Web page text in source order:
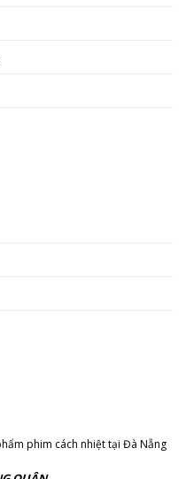
phim cách nhiệt tại Đà Nẵng